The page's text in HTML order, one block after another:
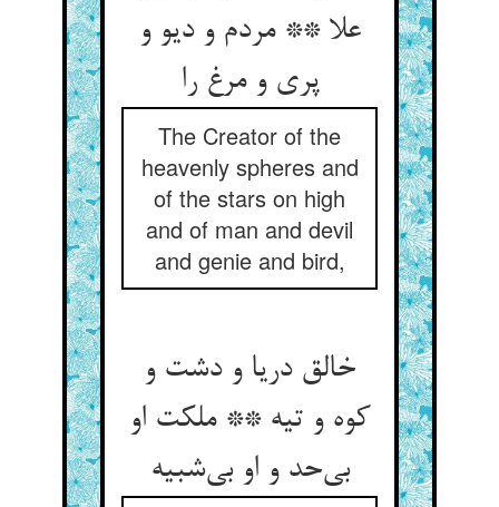
علا ** مردم و دیو و
پری و مرغ را
The Creator of the
heavenly spheres and
of the stars on high
and of man and devil
and genie and bird,
خالق دریا و دشت و
کوه و تیه ** ملکت او
بی‌حد و او بی‌شبیه